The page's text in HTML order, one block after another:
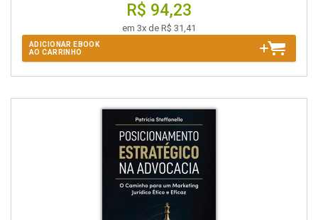
R$ 94,23
em 3x de R$ 31,41
ADICIONAR EBOOK
AO CARRINHO